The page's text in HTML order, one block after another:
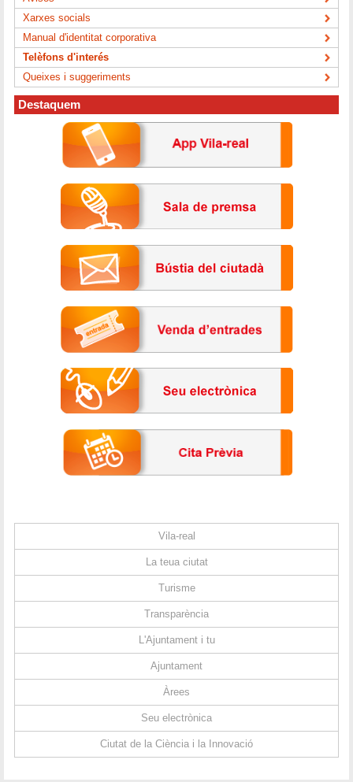
Xarxes socials
Manual d'identitat corporativa
Telèfons d'interés
Queixes i suggeriments
Destaquem
Vila-real
La teua ciutat
Turisme
Transparència
L'Ajuntament i tu
Ajuntament
Àrees
Seu electrònica
Ciutat de la Ciència i la Innovació